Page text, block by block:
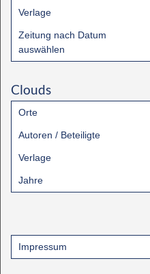
Verlage
Zeitung nach Datum
auswählen
Clouds
Orte
Autoren / Beteiligte
Verlage
Jahre
Impressum